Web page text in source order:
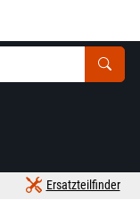
Ersatzteilfinder